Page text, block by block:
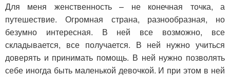
Для меня женственность – не конечная точка, а
путешествие. Огромная страна, разнообразная, но
безумно интересная. В ней все возможно, все
складывается, все получается. В ней нужно учиться
доверять и принимать помощь. В ней нужно позволять
себе иногда быть маленькой девочкой. И при этом в ней